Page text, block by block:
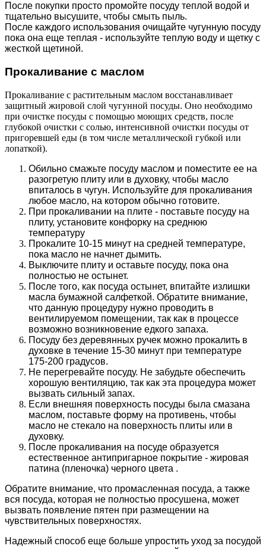
После покупки просто промойте посуду теплой водой и
тщательно высушите, чтобы смыть пыль.
После каждого использования очищайте чугунную посуду
пока она еще теплая - используйте теплую воду и щетку с
жесткой щетиной.
Прокаливание с маслом
Прокаливание с растительным маслом восстанавливает
защитный жировой слой чугунной посуды. Оно необходимо
при очистке посуды с помощью моющих средств, после
глубокой очистки с солью, интенсивной очистки посуды от
пригоревшей еды (в том числе металлической губкой или
лопаткой).
Обильно смажьте посуду маслом и поместите ее на
разогретую плиту или в духовку, чтобы масло
впиталось в чугун. Используйте для прокаливания
любое масло, на котором обычно готовите.
При прокаливании на плите - поставьте посуду на
плиту, установите конфорку на среднюю
температуру
Прокалите 10-15 минут на средней температуре,
пока масло не начнет дымить.
Выключите плиту и оставьте посуду, пока она
полностью не остынет.
После того, как посуда остынет, впитайте излишки
масла бумажной салфеткой. Обратите внимание,
что данную процедуру нужно проводить в
вентилируемом помещении, так как в процессе
возможно возникновение едкого запаха.
Посуду без деревянных ручек можно прокалить в
духовке в течение 15-30 минут при температуре
175-200 градусов.
Не перегревайте посуду. Не забудьте обеспечить
хорошую вентиляцию, так как эта процедура может
вызвать сильный запах.
Если внешняя поверхность посуды была смазана
маслом, поставьте форму на противень, чтобы
масло не стекало на поверхность плиты или в
духовку.
После прокаливания на посуде образуется
естественное антипригарное покрытие - жировая
патина (пленочка) черного цвета .
Обратите внимание, что промасленная посуда, а также
вся посуда, которая не полностью просушена, может
вызвать появление пятен при размещении на
чувствительных поверхностях.
Надежный способ еще больше упростить уход за посудой